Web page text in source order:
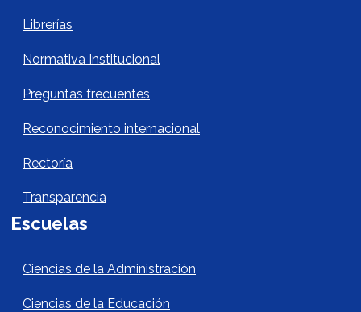
Librerías
Normativa Institucional
Preguntas frecuentes
Reconocimiento internacional
Rectoría
Transparencia
Escuelas
Escuelas Footer
Ciencias de la Administración
Ciencias de la Educación